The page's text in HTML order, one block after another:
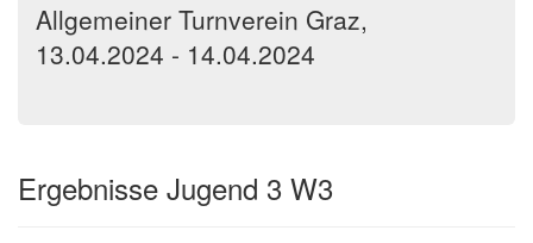
Allgemeiner Turnverein Graz,
13.04.2024 - 14.04.2024
Ergebnisse Jugend 3 W3